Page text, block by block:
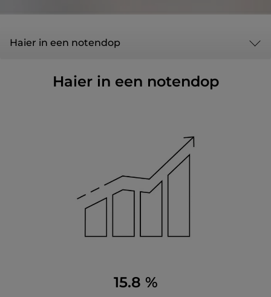
Haier in een notendop
Haier in een notendop
15.8 %